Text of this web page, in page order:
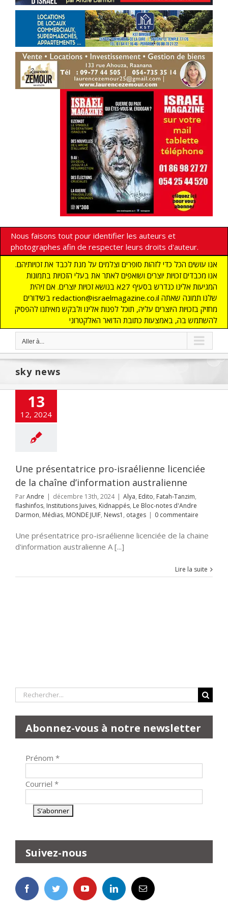
Nous faisons tout pour identifier les auteurs et
photographes afin de respecter leurs droits d'auteur.
אנו עושים הכל כדי לזהות סופרים וצלמים על מנת לכבד את זכויותיהם.
אנו מכבדים זכויות יוצרים ושואפים לאתר את בעלי הזכויות בתמונות
המגיעות אלינו כנדרש בסעיף 27א בנושא זכויות יוצרים. אם זיהית
בשידורים redaction@israelmagazine.co.il שלנו תמונה שאתה
מחזיק בזכויות היוצרים עליה, תוכל לפנות אלינו ולבקש מאיתנו להפסיק
להשתמש בה, באמצעות כתובת הדואר האלקטרוני
Aller à...
sky news
13
12, 2024
Une présentatrice pro-israélienne licenciée
de la chaîne d’information australienne
ParAndre | décembre 13th, 2024 | Alya, Edito, Fatah-Tanzim,
flashinfos, Institutions Juives, Kidnappés, Le Bloc-notes d'Andre
Darmon, Médias, MONDE JUIF, News1 , otages | 0 commentaire
Une présentatrice pro-israélienne licenciée de la chaine
d'information australienne A [...]
Lire la suite
Rechercher:
Abonnez-vous à notre newsletter
Prénom *
Courriel *
Suivez-nous